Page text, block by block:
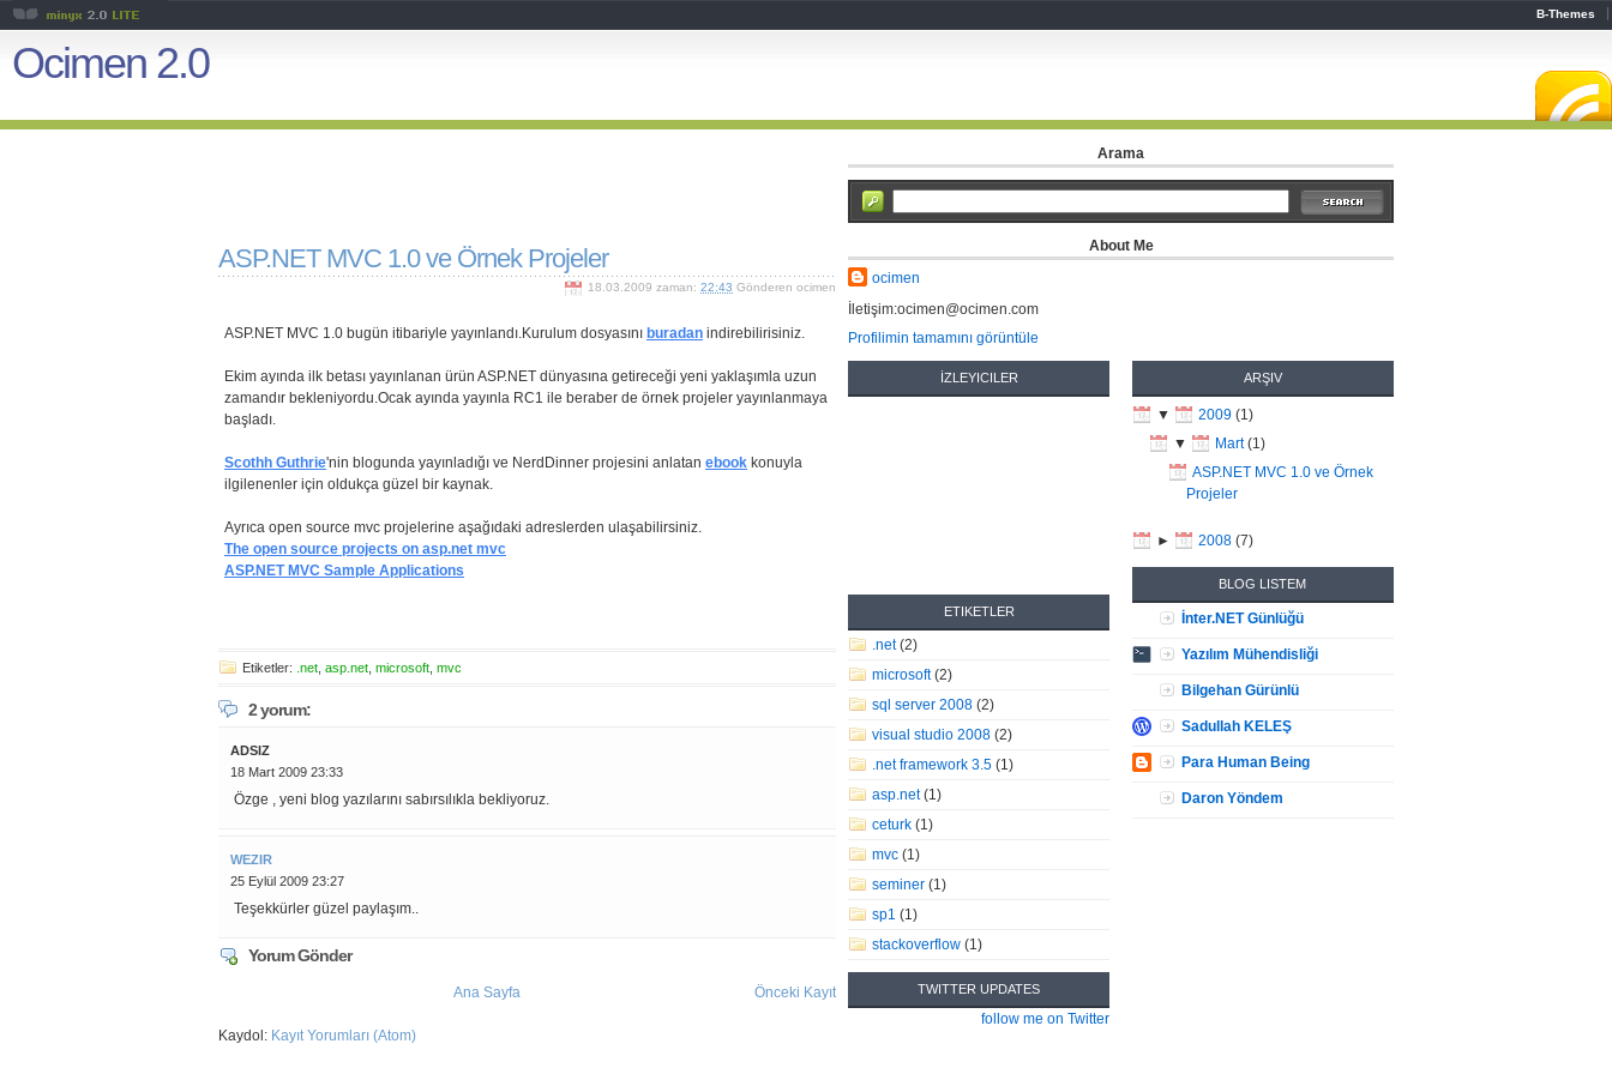
B-Themes
Ocimen 2.0
ASP.NET MVC 1.0 ve Örnek Projeler
18.03.2009 zaman: 22:43 Gönderen ocimen
ASP.NET MVC 1.0 bugün itibariyle yayınlandı.Kurulum dosyasını buradan indirebilirisiniz.
Ekim ayında ilk betası yayınlanan ürün ASP.NET dünyasına getireceği yeni yaklaşımla uzun
zamandır bekleniyordu.Ocak ayında yayınla RC1 ile beraber de örnek projeler yayınlanmaya
başladı.
Scothh Guthrie'nin blogunda yayınladığı ve NerdDinner projesini anlatan ebook konuyla
ilgilenenler için oldukça güzel bir kaynak.
Ayrıca open source mvc projelerine aşağıdaki adreslerden ulaşabilirsiniz.
The open source projects on asp.net mvc
ASP.NET MVC Sample Applications
Etiketler: .net asp.net microsoft mvc
2 yorum:
ADSIZ
18 Mart 2009 23:33
Özge , yeni blog yazılarını sabırsılıkla bekliyoruz.
WEZIR
25 Eylül 2009 23:27
Teşekkürler güzel paylaşım..
Yorum Gönder
Önceki Kayıt
Ana Sayfa
Kaydol: Kayıt Yorumları (Atom)
Arama
About Me
ocimen
İletişim:ocimen@ocimen.com
Profilimin tamamını görüntüle
İZLEYICILER
ETIKETLER
.net(2)
microsoft(2)
sql server 2008 (2)
visual studio 2008 (2)
.net framework 3.5 (1)
asp.net(1)
ceturk (1)
mvc (1)
seminer (1)
sp1 (1)
stackoverflow (1)
TWITTER UPDATES
follow me on Twitter
ARŞIV
▼ 2009(1)
▼
Mart(1)
ASP.NET MVC 1.0 ve Örnek
Projeler
► 2008(7)
BLOG LISTEM
İnter.NET Günlüğü
Yazılım Mühendisliği
Bilgehan Gürünlü
Sadullah KELEŞ
Para Human Being
Daron Yöndem